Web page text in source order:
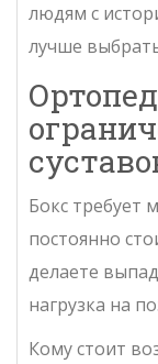
людям с
лучше
Бокс требует
постоянно
делаете
нагрузка на
Кому стоит